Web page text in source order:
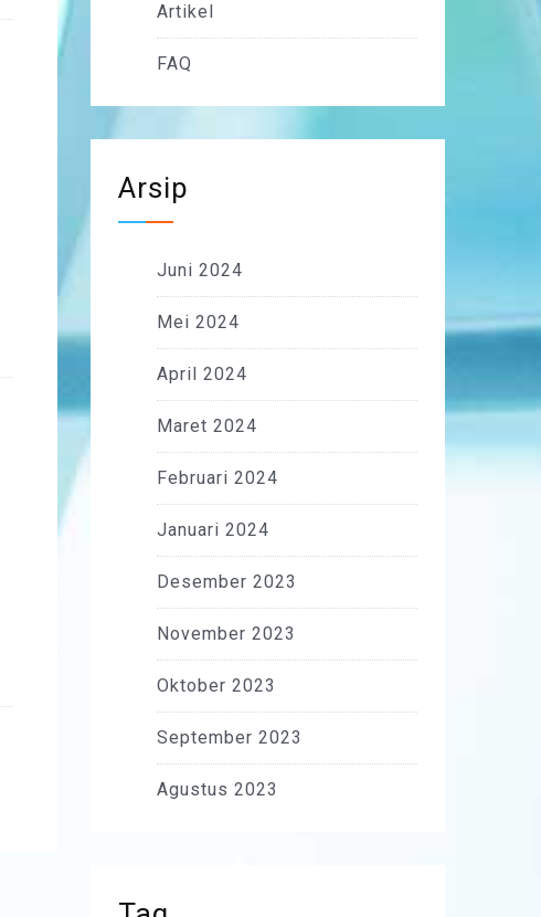
Artikel
FAQ
Arsip
Juni 2024
Mei 2024
April 2024
Maret 2024
Februari 2024
Januari 2024
Desember 2023
November 2023
Oktober 2023
September 2023
Agustus 2023